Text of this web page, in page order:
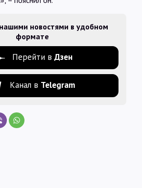
новостями в удобном
формате
Перейти в Дзен
Канал в Telegram